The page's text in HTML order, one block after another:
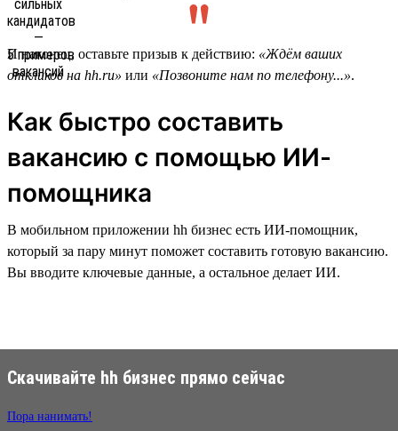
И наконец, оставьте призыв к действию: «Ждём ваших
откликов на hh.ru» или «Позвоните нам по телефону...».
Как быстро составить
вакансию с помощью ИИ-
помощника
В мобильном приложении hh бизнес есть ИИ-помощник,
который за пару минут поможет составить готовую вакансию.
Вы вводите ключевые данные, а остальное делает ИИ.
Скачивайте hh бизнес прямо сейчас
Пора нанимать!